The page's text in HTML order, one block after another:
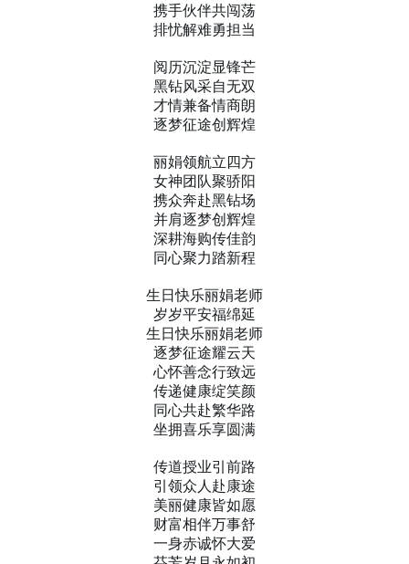
携手伙伴共闯荡
排忧解难勇担当
阅历沉淀显锋芒
黑钻风采自无双
才情兼备情商朗
逐梦征途创辉煌
丽娟领航立四方
女神团队聚骄阳
携众奔赴黑钻场
并肩逐梦创辉煌
深耕海购传佳韵
同心聚力踏新程
生日快乐丽娟老师
岁岁平安福绵延
生日快乐丽娟老师
逐梦征途耀云天
心怀善念行致远
传递健康绽笑颜
同心共赴繁华路
坐拥喜乐享圆满
传道授业引前路
引领众人赴康途
美丽健康皆如愿
财富相伴万事舒
一身赤诚怀大爱